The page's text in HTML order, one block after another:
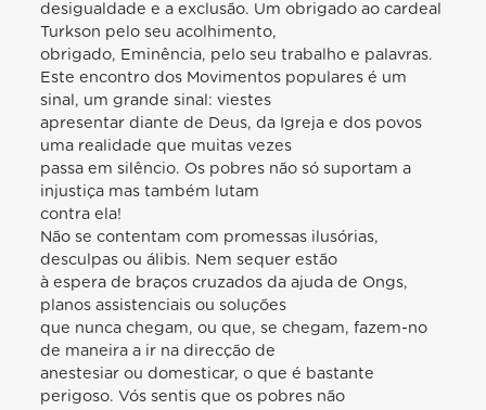
desigualdade e a exclusão. Um obrigado ao cardeal
Turkson pelo seu acolhimento,
obrigado, Eminência, pelo seu trabalho e palavras.
Este encontro dos Movimentos populares é um
sinal, um grande sinal: viestes
apresentar diante de Deus, da Igreja e dos povos
uma realidade que muitas vezes
passa em silêncio. Os pobres não só suportam a
injustiça mas também lutam
contra ela!
Não se contentam com promessas ilusórias,
desculpas ou álibis. Nem sequer estão
à espera de braços cruzados da ajuda de Ongs,
planos assistenciais ou soluções
que nunca chegam, ou que, se chegam, fazem-no
de maneira a ir na direcção de
anestesiar ou domesticar, o que é bastante
perigoso. Vós sentis que os pobres não